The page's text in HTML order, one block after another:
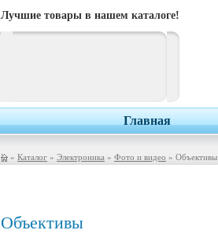
Лучшие товары в нашем каталоге!
Главная
» Каталог » Электроника » Фото и видео » Объективы
Объективы